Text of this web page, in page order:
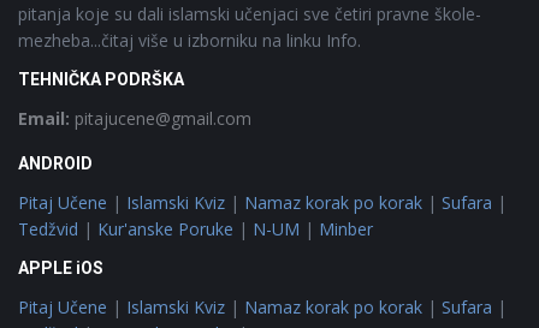
pitanja koje su dali islamski učenjaci sve četiri pravne škole-
mezheba...čitaj više u izborniku na linku Info.
TEHNIČKA PODRŠKA
Email: pitajucene@gmail.com
ANDROID
Pitaj Učene | Islamski Kviz | Namaz korak po korak | Sufara |
Tedžvid | Kur'anske Poruke | N-UM | Minber
APPLE iOS
Pitaj Učene | Islamski Kviz | Namaz korak po korak | Sufara |